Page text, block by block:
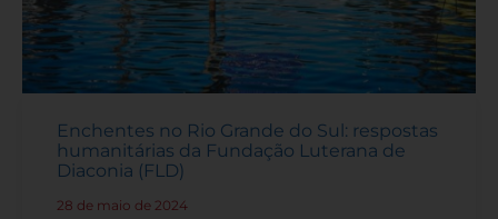
Enchentes no Rio Grande do Sul: respostas
humanitárias da Fundação Luterana de
Diaconia (FLD)
28 de maio de 2024